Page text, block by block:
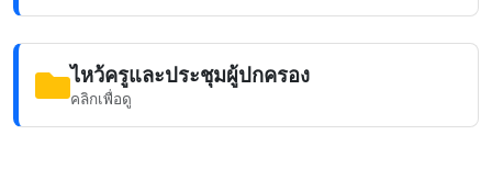
ไหว้ครูและประชุมผู้ปกครอง
คลิกเพื่อดู